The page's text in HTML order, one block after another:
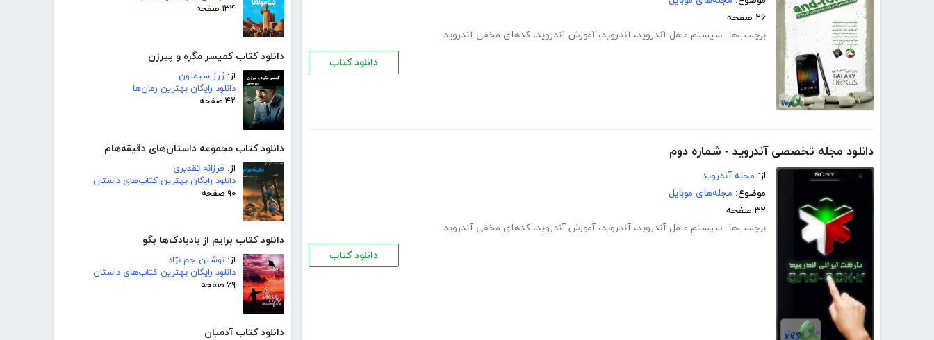
۱۳۴ صفحه
دانلود کتاب کمیسر مگره و پیرزن
از:ژرژ سیمنون
دانلود رایگان بهترین رمان‌ها
۴۲ صفحه
دانلود کتاب مجموعه داستان‌های دقیقه‌هام
از: فرزانه تقدیری
دانلود رایگان بهترین کتاب‌های داستان
۹۰ صفحه
دانلود کتاب برایم از بادبادک‌ها بگو
از: نوشین جم نژاد
دانلود رایگان بهترین کتاب‌های داستان
۶۹ صفحه
دانلود کتاب آدمیان
۲۶ صفحه
برچسب‌ها: سیستم عامل آندروید، آندروید، آموزش آندروید، کدهای مخفی آندروید
دانلود کتاب
دانلود مجله تخصصی آندروید - شماره دوم
از: مجله آندروید
موضوع: مجله‌های موبایل
۳۲ صفحه
برچسب‌ها: سیستم عامل آندروید، آندروید، آموزش آندروید، کدهای مخفی آندروید
دانلود کتاب